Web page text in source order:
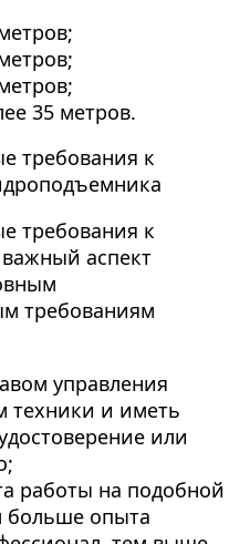
35 метров.
требования к
требования к
аспект
требованиям
управления
техники и иметь
или
работы на подобной
больше опыта